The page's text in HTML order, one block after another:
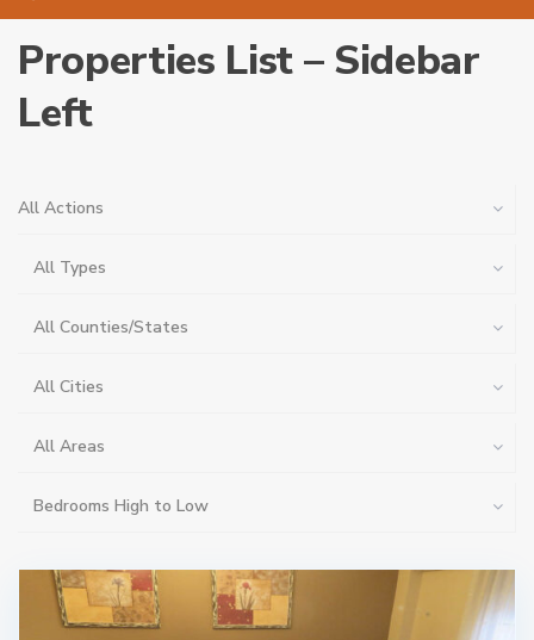
Properties List – Sidebar
Left
All Actions
All Types
All Counties/States
All Cities
All Areas
Bedrooms High to Low